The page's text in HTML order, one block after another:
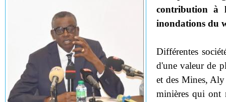
contribution à
inondations du
Différentes
d'une valeur de
et des Mines,
minières qui ont